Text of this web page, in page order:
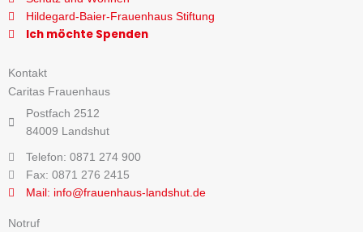
Hildegard-Baier-Frauenhaus Stiftung
Ich möchte Spenden
Kontakt
Caritas Frauenhaus
Postfach 2512
84009 Landshut
Telefon: 0871 274 900
Fax: 0871 276 2415
Mail: info@frauenhaus-landshut.de
Notruf